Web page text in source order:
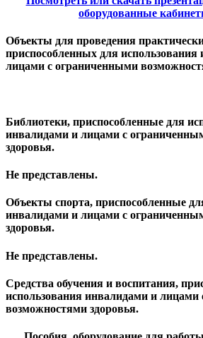
оборудованные
Объекты для проведения
приспособленных для
лицами с ограниченными
Библиотеки, приспособленные для
инвалидами и лицами с
здоровья.
Не представлены.
Объекты спорта, приспособленные
инвалидами и лицами с
здоровья.
Не представлены.
Средства обучения и воспитания,
использования инвалидами и
возможностями здоровья.